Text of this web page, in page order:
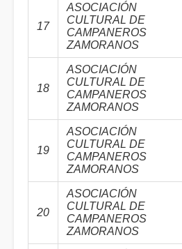
17
ASOCIACIÓN
CULTURAL DE
CAMPANEROS
ZAMORANOS
18
ASOCIACIÓN
CULTURAL DE
CAMPANEROS
ZAMORANOS
19
ASOCIACIÓN
CULTURAL DE
CAMPANEROS
ZAMORANOS
20
ASOCIACIÓN
CULTURAL DE
CAMPANEROS
ZAMORANOS